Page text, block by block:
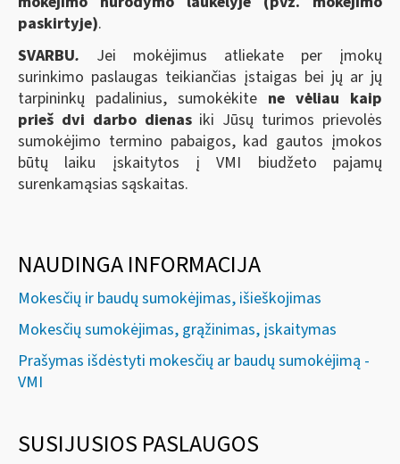
paskirtyje).
SVARBU. Jei mokėjimus atliekate per įmokų
surinkimo paslaugas teikiančias įstaigas bei jų ar jų
tarpininkų padalinius, sumokėkite ne vėliau kaip
prieš dvi darbo dienasiki Jūsų turimos prievolės
sumokėjimo termino pabaigos, kad gautos įmokos
būtų laiku įskaitytos į VMI biudžeto pajamų
surenkamąsias sąskaitas.
NAUDINGA INFORMACIJA
Mokesčių ir baudų sumokėjimas, išieškojimas
Mokesčių sumokėjimas, grąžinimas, įskaitymas
Prašymas išdėstyti mokesčių ar baudų sumokėjimą -
VMI
SUSIJUSIOS PASLAUGOS